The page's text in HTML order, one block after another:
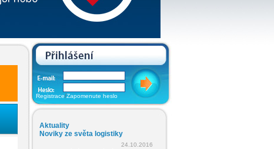
Registrace/Zapomenute heslo
Aktuality
Noviky ze světa logistiky
24.10.2016